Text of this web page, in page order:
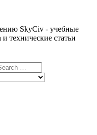
SkyCiv - учебные
технические статьи